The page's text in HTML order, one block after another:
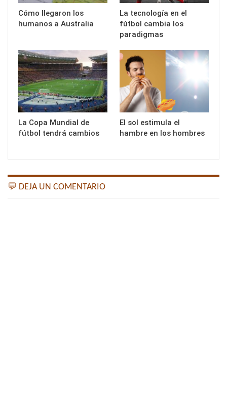
Cómo llegaron los
humanos a Australia
La tecnología en el
fútbol cambia los
paradigmas
La Copa Mundial de
fútbol tendrá cambios
El sol estimula el
hambre en los hombres
💬 DEJA UN COMENTARIO